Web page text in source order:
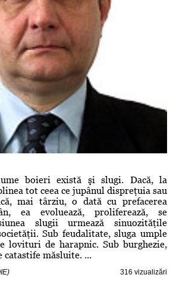
boieri există şi slugi. Dacă, la
tot ceea ce jupânul dispreţuia sau
mai târziu, o dată cu prefacerea
ea evoluează, proliferează, se
slugii urmează sinuozităţile
Sub feudalitate, sluga umple
lovituri de harapnic. Sub burghezie,
măsluite. ...
316 vizualizări